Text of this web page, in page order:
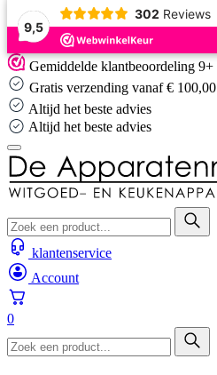
9,5
302 Reviews
Skip
to
content
Gemiddelde klantbeoordeling 9+
Gratis verzending vanaf € 100,00
Altijd het beste advies
Altijd het beste advies
klantenservice
Account
0